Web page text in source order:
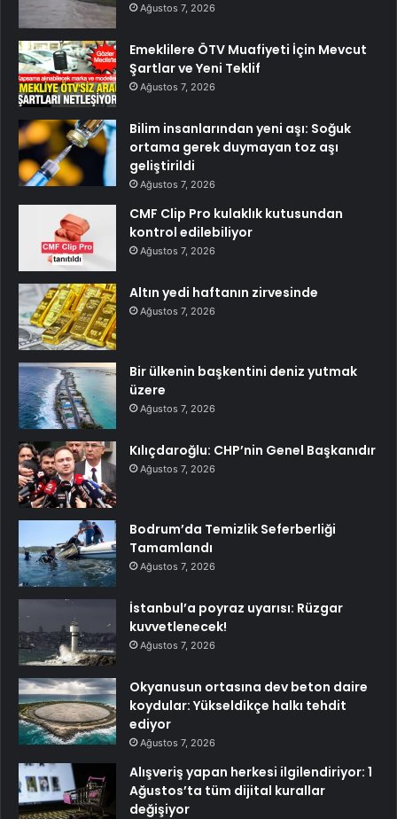
Ağustos 7, 2026
Emeklilere ÖTV Muafiyeti İçin Mevcut
Şartlar ve Yeni Teklif
Ağustos 7, 2026
Bilim insanlarından yeni aşı: Soğuk
ortama gerek duymayan toz aşı
geliştirildi
Ağustos 7, 2026
CMF Clip Pro kulaklık kutusundan
kontrol edilebiliyor
Ağustos 7, 2026
Altın yedi haftanın zirvesinde
Ağustos 7, 2026
Bir ülkenin başkentini deniz yutmak
üzere
Ağustos 7, 2026
Kılıçdaroğlu: CHP’nin Genel Başkanıdır
Ağustos 7, 2026
Bodrum’da Temizlik Seferberliği
Tamamlandı
Ağustos 7, 2026
İstanbul’a poyraz uyarısı: Rüzgar
kuvvetlenecek!
Ağustos 7, 2026
Okyanusun ortasına dev beton daire
koydular: Yükseldikçe halkı tehdit
ediyor
Ağustos 7, 2026
Alışveriş yapan herkesi ilgilendiriyor: 1
Ağustos’ta tüm dijital kurallar
değişiyor